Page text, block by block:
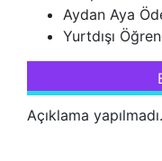
Aydan Aya
Yurtdışı
Açıklama yapılmadı.